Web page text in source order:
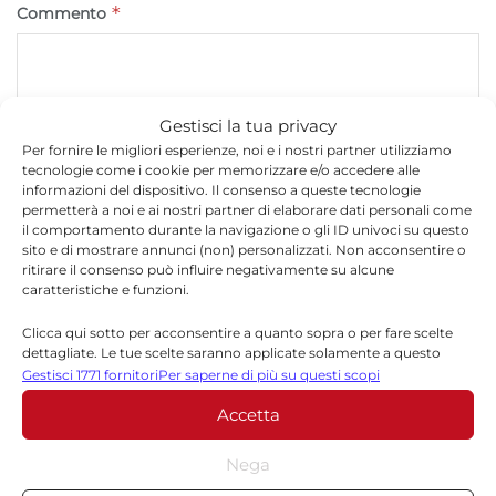
Gestisci la tua privacy
Per fornire le migliori esperienze, noi e i nostri partner utilizziamo
tecnologie come i cookie per memorizzare e/o accedere alle
informazioni del dispositivo. Il consenso a queste tecnologie
permetterà a noi e ai nostri partner di elaborare dati personali come
il comportamento durante la navigazione o gli ID univoci su questo
sito e di mostrare annunci (non) personalizzati. Non acconsentire o
ritirare il consenso può influire negativamente su alcune
caratteristiche e funzioni.
Clicca qui sotto per acconsentire a quanto sopra o per fare scelte
dettagliate. Le tue scelte saranno applicate solamente a questo
sito. È possibile modificare le impostazioni in qualsiasi momento,
compreso il ritiro del consenso, utilizzando i pulsanti della Cookie
Policy o cliccando sul pulsante di gestione del consenso nella parte
inferiore dello schermo.
Statistiche
Gestisci 1771 fornitoriPer saperne di più su questi scopi
Accetta
Nega
Commento *
Nome*
Email*